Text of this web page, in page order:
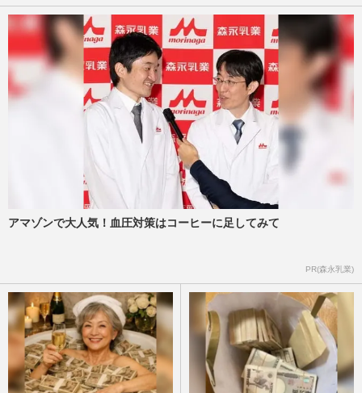
アマゾンで大人気！血圧対策はコーヒーに足してみて
PR(森永乳業)